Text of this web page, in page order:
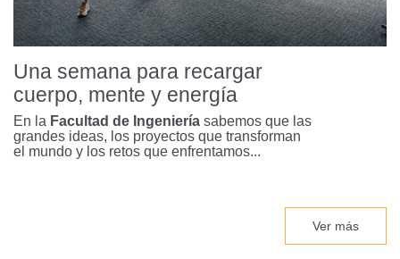
Olimpiadas STEM-Uniandes, cuando
las matemáticas se convierten en
inspiración
Una semana para recargar
cuerpo, mente y energía
En la Facultad de Ingeniería sabemos que las
grandes ideas, los proyectos que transforman
el mundo y los retos que enfrentamos...
Ver más